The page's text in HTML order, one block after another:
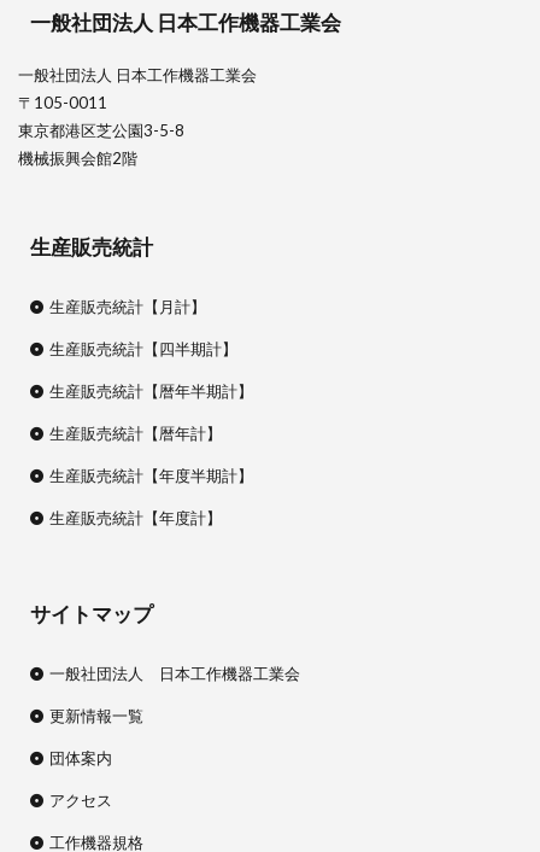
一般社団法人 日本工作機器工業会
一般社団法人 日本工作機器工業会
〒105-0011
東京都港区芝公園3-5-8
機械振興会館2階
生産販売統計
生産販売統計【月計】
生産販売統計【四半期計】
生産販売統計【暦年半期計】
生産販売統計【暦年計】
生産販売統計【年度半期計】
生産販売統計【年度計】
サイトマップ
一般社団法人 日本工作機器工業会
更新情報一覧
団体案内
アクセス
工作機器規格